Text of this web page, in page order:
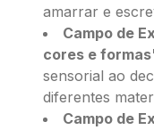
amarrar e
Campo de
cores e
sensorial ao
diferentes
Campo de